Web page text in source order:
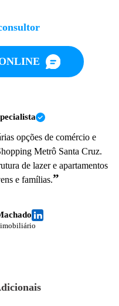
opções de comércio e
Metrô Santa Cruz.
de lazer e apartamentos
e famílias.”